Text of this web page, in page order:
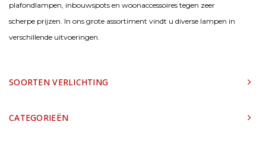
plafondlampen, inbouwspots en woonaccessoires tegen zeer
scherpe prijzen. In ons grote assortiment vindt u diverse lampen in
verschillende uitvoeringen.
SOORTEN VERLICHTING
CATEGORIEËN